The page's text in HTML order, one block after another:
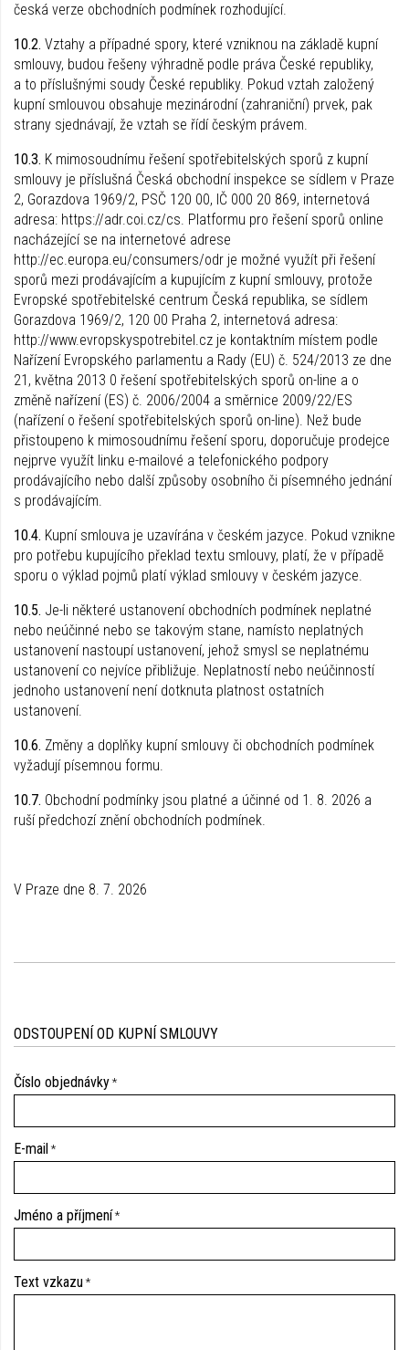
česká verze obchodních podmínek rozhodující.
10.2. Vztahy a případné spory, které vzniknou na základě kupní
smlouvy, budou řešeny výhradně podle práva České republiky,
a to příslušnými soudy České republiky. Pokud vztah založený
kupní smlouvou obsahuje mezinárodní (zahraniční) prvek, pak
strany sjednávají, že vztah se řídí českým právem.
10.3. K mimosoudnímu řešení spotřebitelských sporů z kupní
smlouvy je příslušná Česká obchodní inspekce se sídlem v Praze
2, Gorazdova 1969/2, PSČ 120 00, IČ 000 20 869, internetová
adresa: https://adr.coi.cz/cs. Platformu pro řešení sporů online
nacházející se na internetové adrese
http://ec.europa.eu/consumers/odr je možné využít při řešení
sporů mezi prodávajícím a kupujícím z kupní smlouvy, protože
Evropské spotřebitelské centrum Česká republika, se sídlem
Gorazdova 1969/2, 120 00 Praha 2, internetová adresa:
http://www.evropskyspotrebitel.cz je kontaktním místem podle
Nařízení Evropského parlamentu a Rady (EU) č. 524/2013 ze dne
21, května 2013 0 řešení spotřebitelských sporů on-line a o
změně nařízení (ES) č. 2006/2004 a směrnice 2009/22/ES
(nařízení o řešení spotřebitelských sporů on-line). Než bude
přistoupeno k mimosoudnímu řešení sporu, doporučuje prodejce
nejprve využít linku e-mailové a telefonického podpory
prodávajícího nebo další způsoby osobního či písemného jednání
s prodávajícím.
10.4. Kupní smlouva je uzavírána v českém jazyce. Pokud vznikne
pro potřebu kupujícího překlad textu smlouvy, platí, že v případě
sporu o výklad pojmů platí výklad smlouvy v českém jazyce.
10.5. Je-li některé ustanovení obchodních podmínek neplatné
nebo neúčinné nebo se takovým stane, namísto neplatných
ustanovení nastoupí ustanovení, jehož smysl se neplatnému
ustanovení co nejvíce přibližuje. Neplatností nebo neúčinností
jednoho ustanovení není dotknuta platnost ostatních
ustanovení.
10.6. Změny a doplňky kupní smlouvy či obchodních podmínek
vyžadují písemnou formu.
10.7. Obchodní podmínky jsou platné a účinné od 1. 8. 2026 a
ruší předchozí znění obchodních podmínek.
V Praze dne 8. 7. 2026
ODSTOUPENÍ OD KUPNÍ SMLOUVY
Číslo objednávky
E-mail
Jméno a příjmení
Text vzkazu